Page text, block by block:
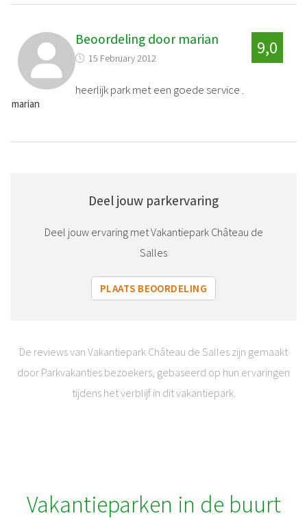
marian
Beoordeling door marian
15 February 2012
9,0
heerlijk park met een goede service .
Deel jouw parkervaring
Deel jouw ervaring met Vakantiepark Château de
Salles
PLAATS BEOORDELING
De reviews van Vakantiepark Château de Salles zijn gemaakt
door Parkvakanties bezoekers, gebaseerd op hun ervaringen
tijdens het verblijf in dit vakantiepark.
Vakantieparken in de buurt